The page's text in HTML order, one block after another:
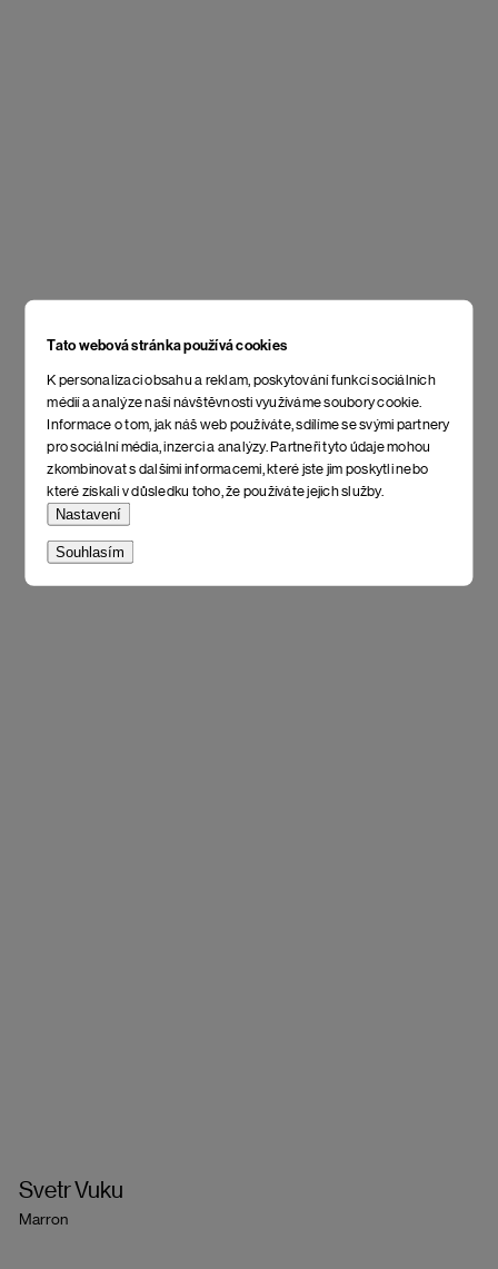
Tato webová stránka používá cookies
K personalizaci obsahu a reklam, poskytování funkcí sociálních
médií a analýze naší návštěvnosti využíváme soubory cookie.
Informace o tom, jak náš web používáte, sdílíme se svými partnery
pro sociální média, inzerci a analýzy. Partneři tyto údaje mohou
zkombinovat s dalšími informacemi, které jste jim poskytli nebo
které získali v důsledku toho, že používáte jejich služby.
Nastavení
Souhlasím
Svetr Vuku
Marron